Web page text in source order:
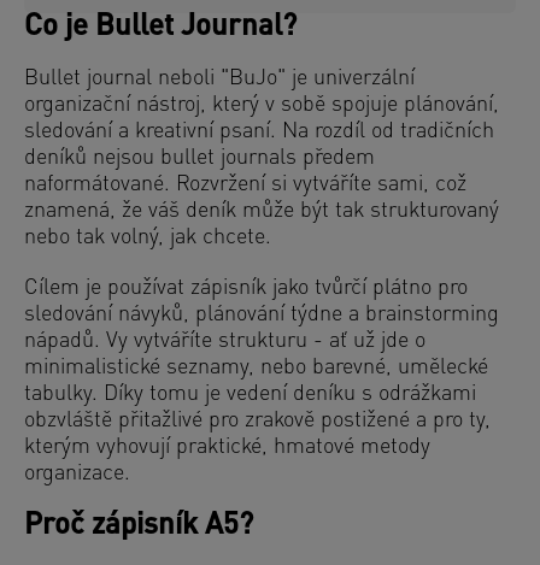
Co je Bullet Journal?
Bullet journal neboli "BuJo" je univerzální
organizační nástroj, který v sobě spojuje plánování,
sledování a kreativní psaní. Na rozdíl od tradičních
deníků nejsou bullet journals předem
naformátované. Rozvržení si vytváříte sami, což
znamená, že váš deník může být tak strukturovaný
nebo tak volný, jak chcete.
Cílem je používat zápisník jako tvůrčí plátno pro
sledování návyků, plánování týdne a brainstorming
nápadů. Vy vytváříte strukturu - ať už jde o
minimalistické seznamy, nebo barevné, umělecké
tabulky. Díky tomu je vedení deníku s odrážkami
obzvláště přitažlivé pro zrakově postižené a pro ty,
kterým vyhovují praktické, hmatové metody
organizace.
Proč zápisník A5?